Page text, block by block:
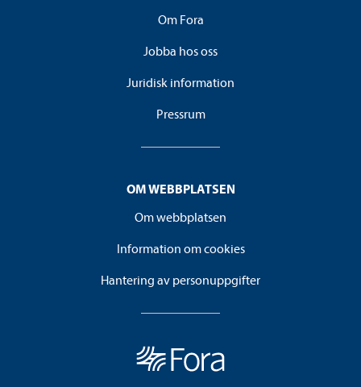
Om Fora
Jobba hos oss
Juridisk information
Pressrum
OM WEBBPLATSEN
Om webbplatsen
Information om cookies
Hantering av personuppgifter